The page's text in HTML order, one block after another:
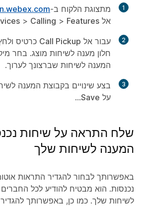
1 מתצוגת הלקוח ב-
אל
> Calling > Features
2 עבור אל Call Pickup כרטיס
חלון מענה לשיחות מוצג. בחר
המענה לשיחות שברצונך לערוך.
3
בצע שינויים בקבוצת המענה
על Save
...
שלח התראה על שיחות
המענה לשיחות שלך
באפשרותך לבחור להגדיר התראות
נכנסות. הוא מבטיח להודיע לכל
לשיחות שלך. כמו כן, באפשרותך להגדיר